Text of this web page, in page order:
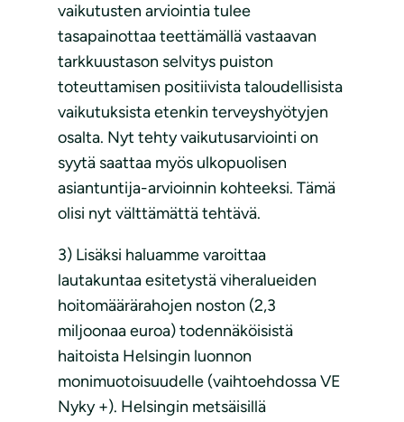
vaikutusten arviointia tulee
tasapainottaa teettämällä vastaavan
tarkkuustason selvitys puiston
toteuttamisen positiivista taloudellisista
vaikutuksista etenkin terveyshyötyjen
osalta. Nyt tehty vaikutusarviointi on
syytä saattaa myös ulkopuolisen
asiantuntija-arvioinnin kohteeksi. Tämä
olisi nyt välttämättä tehtävä.
3) Lisäksi haluamme varoittaa
lautakuntaa esitetystä viheralueiden
hoitomäärärahojen noston (2,3
miljoonaa euroa) todennäköisistä
haitoista Helsingin luonnon
monimuotoisuudelle (vaihtoehdossa VE
Nyky +). Helsingin metsäisillä